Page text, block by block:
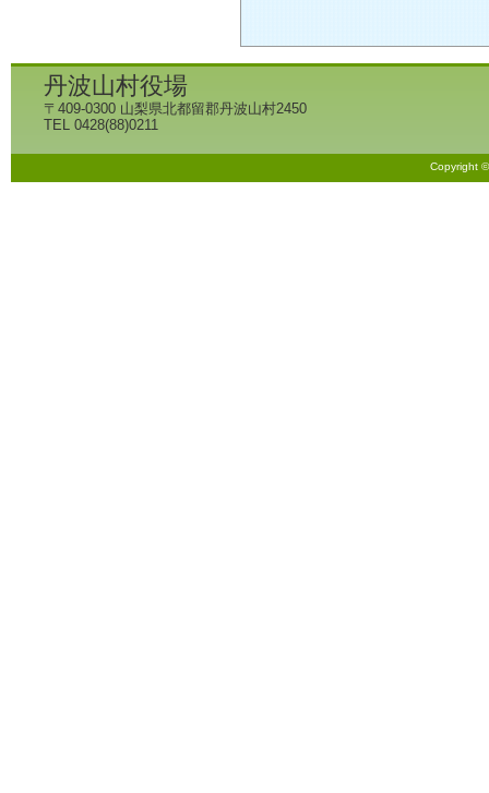
丹波山村役場
〒409-0300 山梨県北都留郡丹波山村2450
TEL 0428(88)0211
Copyright